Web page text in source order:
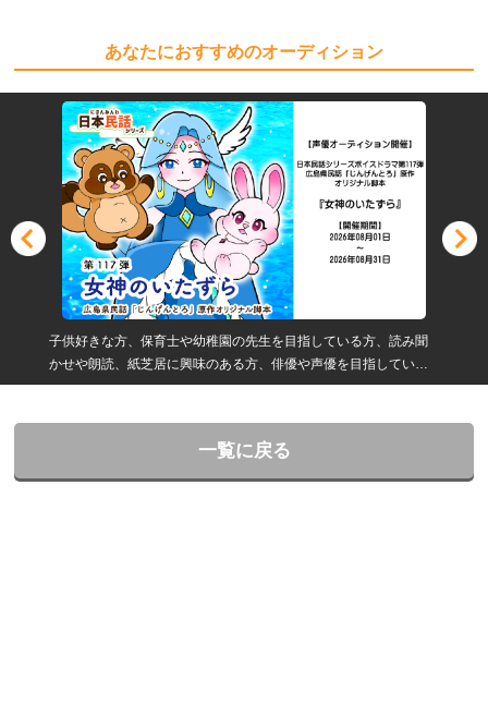
あなたにおすすめのオーディション
子供好きな方、保育士や幼稚園の先生を目指している方、読み聞
かせや朗読、紙芝居に興味のある方、俳優や声優を目指している
方の登竜門
一覧に戻る